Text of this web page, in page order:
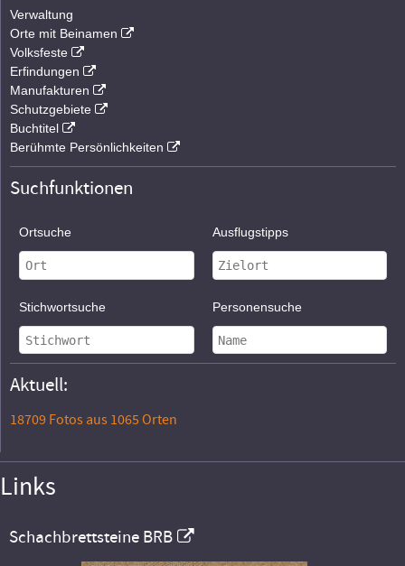
Verwaltung
Orte mit Beinamen
Volksfeste
Erfindungen
Manufakturen
Schutzgebiete
Buchtitel
Berühmte Persönlichkeiten
Suchfunktionen
Ortsuche Ausflugstipps
Stichwortsuche Personensuche
Aktuell:
18709 Fotos aus 1065 Orten
Links
Schachbrettsteine BRB